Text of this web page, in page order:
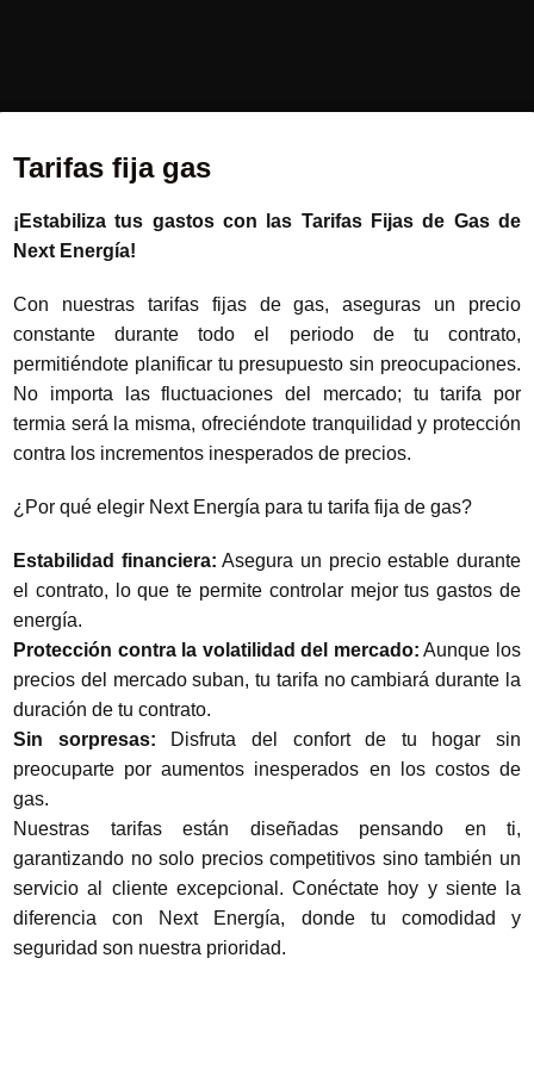
Tarifas fija gas
¡Estabiliza tus gastos con las Tarifas Fijas de Gas de
Next Energía!
Con nuestras tarifas fijas de gas, aseguras un precio
constante durante todo el periodo de tu contrato,
permitiéndote planificar tu presupuesto sin preocupaciones.
No importa las fluctuaciones del mercado; tu tarifa por
termia será la misma, ofreciéndote tranquilidad y protección
contra los incrementos inesperados de precios.
¿Por qué elegir Next Energía para tu tarifa fija de gas?
Estabilidad financiera: Asegura un precio estable durante
el contrato, lo que te permite controlar mejor tus gastos de
energía.
Protección contra la volatilidad del mercado: Aunque los
precios del mercado suban, tu tarifa no cambiará durante la
duración de tu contrato.
Sin sorpresas: Disfruta del confort de tu hogar sin
preocuparte por aumentos inesperados en los costos de
gas.
Nuestras tarifas están diseñadas pensando en ti,
garantizando no solo precios competitivos sino también un
servicio al cliente excepcional. Conéctate hoy y siente la
diferencia con Next Energía, donde tu comodidad y
seguridad son nuestra prioridad.